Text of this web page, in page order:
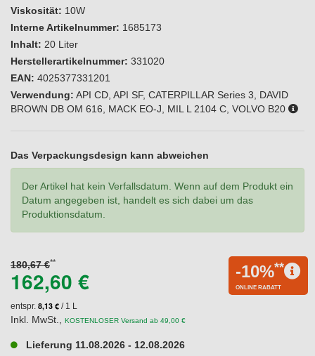
Viskosität: 10W
Interne Artikelnummer: 1685173
Inhalt: 20 Liter
Herstellerartikelnummer: 331020
EAN: 4025377331201
Verwendung: API CD, API SF, CATERPILLAR Series 3, DAVID
BROWN DB OM 616, MACK EO-J, MIL L 2104 C, VOLVO B20
Das Verpackungsdesign kann abweichen
Der Artikel hat kein Verfallsdatum. Wenn auf dem Produkt ein
Datum angegeben ist, handelt es sich dabei um das
Produktionsdatum.
180,67 €**
-10%**
ONLINE RABATT
162,60 €
entspr. 8,13 € / 1 L
Inkl. MwSt. KOSTENLOSER Versand ab 49,00 €
Lieferung 11.08.2026 - 12.08.2026